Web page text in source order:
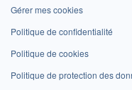
Gérer mes cookies
Politique de confidentialité
Politique de cookies
Politique de protection des